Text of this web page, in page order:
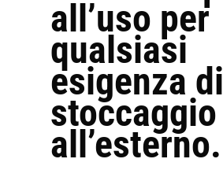
all’uso per
qualsiasi
esigenza di
stoccaggio
all’esterno.